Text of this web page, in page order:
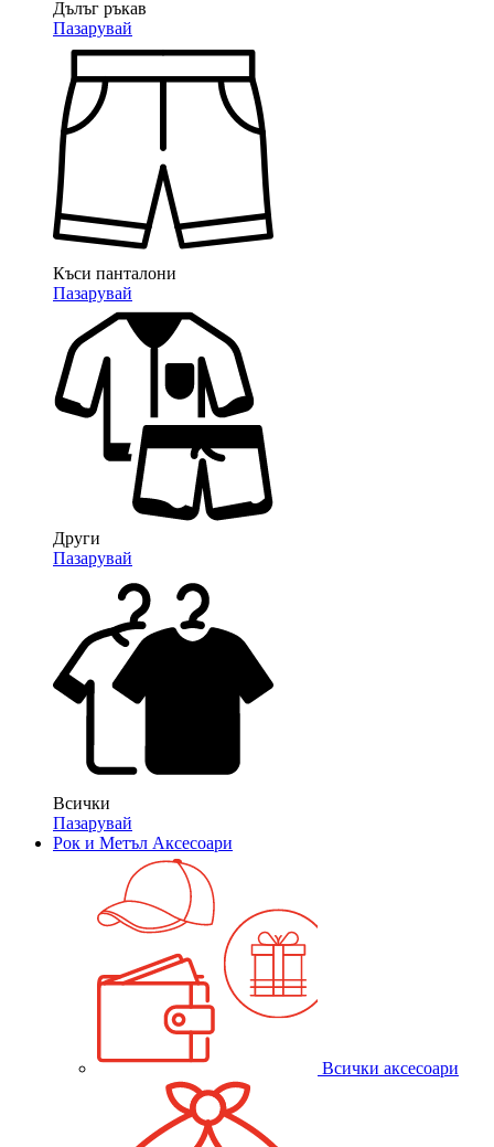
Дълъг ръкав
Пазарувай
Къси панталони
Пазарувай
Други
Пазарувай
Всички
Пазарувай
Рок и Метъл Аксесоари
Всички аксесоари